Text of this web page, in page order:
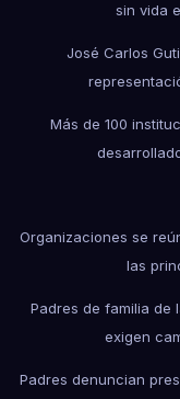
sin vida
José Carlos
Más de 100
Organizaciones se
las
Padres de familia de
exigen
Padres denuncian